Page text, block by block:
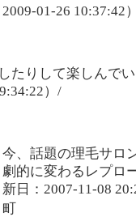
2009-01-26 10:37:42
たりして楽しんで
）/
今、話題の理毛サロ
劇的に変わるレプロ
新日：2007-11-08
町